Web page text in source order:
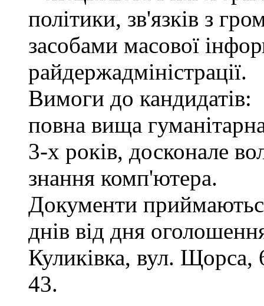
політики, зв'язків з
засобами масової
райдержадміністрації.
Вимоги до кандидатів:
повна вища
3-х років, досконале
знання комп'ютера.
Документи
днів від дня
Куликівка, вул.
43.